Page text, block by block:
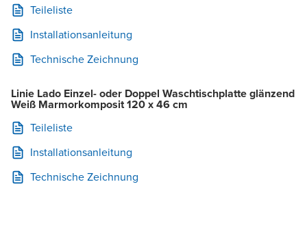
Teileliste
Installationsanleitung
Technische Zeichnung
Linie Lado Einzel- oder Doppel Waschtischplatte glänzend
Weiß Marmorkomposit 120 x 46 cm
Teileliste
Installationsanleitung
Technische Zeichnung